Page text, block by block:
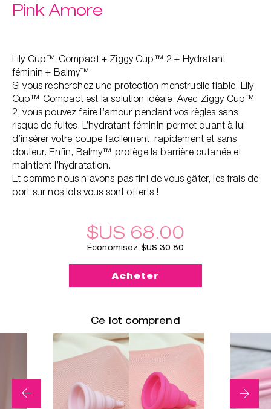
Pink Amore
Lily Cup™ Compact + Ziggy Cup™ 2 + Hydratant
féminin + Balmy™
Si vous recherchez une protection menstruelle fiable, Lily
Cup™ Compact est la solution idéale. Avec Ziggy Cup™
2, vous pouvez faire l’amour pendant vos règles sans
risque de fuites. L’hydratant féminin permet quant à lui
d’insérer votre coupe facilement, rapidement et sans
douleur. Enfin, Balmy™ protège la barrière cutanée et
maintient l’hydratation.
Et comme nous n’avons pas fini de vous gâter, les frais de
port sur nos lots vous sont offerts !
$US 68.00
Économisez $US 30.80
Acheter
Ce lot comprend